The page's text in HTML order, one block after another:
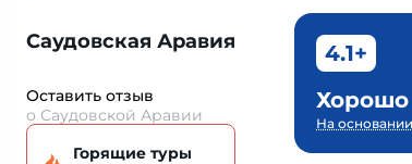
Саудовская Аравия
Оставить отзыв
о Саудовской Аравии
Горящие туры
4.1+
Хорошо
На